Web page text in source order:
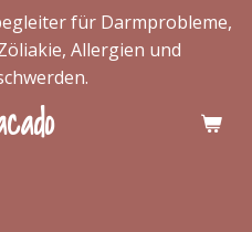
für Darmprobleme,
Allergien und